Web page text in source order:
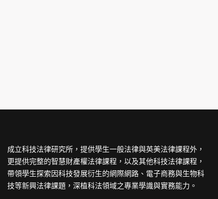
成立科技法律研究所，提供學生一般法律與英美法律課程外，
更提供完整的智慧財產權法律課程，以及其他科技法律課程，
帶領學生探索因科技發展衍生的網際網路、電子商務與生物科
技等新興法律課題，深植科法領域之專業學識與實務能力。